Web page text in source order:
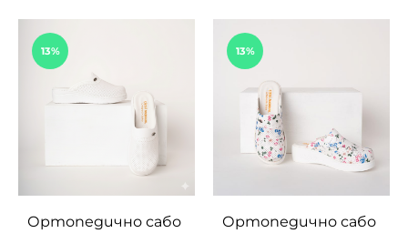
variants.
be
the
product
page
has
be
chosen
on
the
13%
Ортопедично сабо
13%
Ортопедично сабо